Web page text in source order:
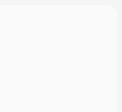
image